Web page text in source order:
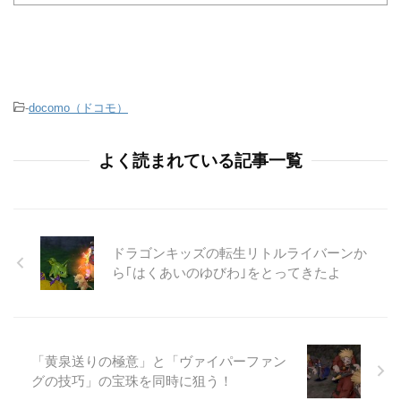
-docomo（ドコモ）
よく読まれている記事一覧
ドラゴンキッズの転生リトルライバーンか
ら｢はくあいのゆびわ｣をとってきたよ
「黄泉送りの極意」と「ヴァイパーファン
グの技巧」の宝珠を同時に狙う！